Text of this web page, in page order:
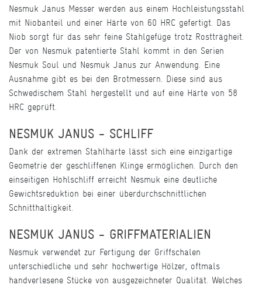
Nesmuk Janus Messer werden aus einem Hochleistungsstahl
mit Niobanteil und einer Härte von 60 HRC gefertigt. Das
Niob sorgt für das sehr feine Stahlgefüge trotz Rostträgheit.
Der von Nesmuk patentierte Stahl kommt in den Serien
Nesmuk Soul und Nesmuk Janus zur Anwendung. Eine
Ausnahme gibt es bei den Brotmessern. Diese sind aus
Schwedischem Stahl hergestellt und auf eine Härte von 58
HRC geprüft.
NESMUK JANUS - SCHLIFF
Dank der extremen Stahlhärte lässt sich eine einzigartige
Geometrie der geschliffenen Klinge ermöglichen. Durch den
einseitigen Hohlschliff erreicht Nesmuk eine deutliche
Gewichtsreduktion bei einer überdurchschnittlichen
Schnitthaltigkeit.
NESMUK JANUS - GRIFFMATERIALIEN
Nesmuk verwendet zur Fertigung der Griffschalen
unterschiedliche und sehr hochwertige Hölzer, oftmals
handverlesene Stücke von ausgezeichneter Qualität. Welches